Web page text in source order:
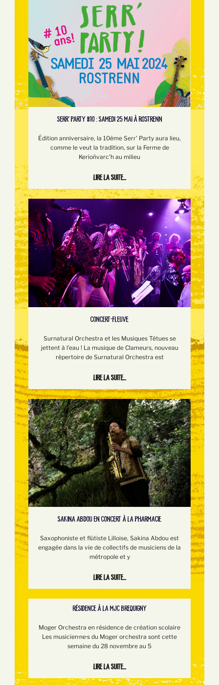
SERR’ PARTY #10 : SAMEDI 25 MAI À ROSTRENN
Édition anniversaire, la 10ème Serr' Party aura lieu,
comme le veut la tradition, sur la Ferme de
Kerioñvarc'h au milieu
Lire la suite...
CONCERT-FLEUVE
Surnatural Orchestra et les Musiques Têtues se
jettent à l’eau ! La musique de Clameurs, nouveau
répertoire de Surnatural Orchestra est
Lire la suite...
SAKINA ABDOU EN CONCERT À LA PHARMACIE
Saxophoniste et flûtiste Lilloise, Sakina Abdou est
engagée dans la vie de collectifs de musiciens de la
métropole et y
Lire la suite...
RÉSIDENCE À LA MJC BREQUIGNY
Moger Orchestra en résidence de création scolaire
Les musicien·ne·s du Moger orchestra sont cette
semaine du 28 novembre au 5
Lire la suite...